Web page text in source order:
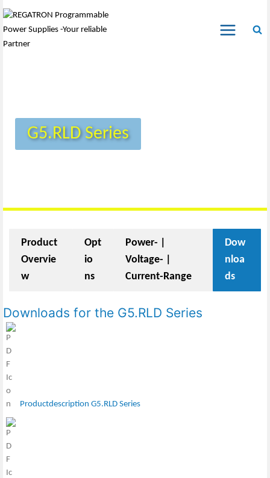
G5.RLD Series
Product
Overvie
w
Opt
io
ns
Power- |
Voltage- |
Current-Range
Dow
nloa
ds
Downloads for the G5.RLD Series
Productdescription G5.RLD Series